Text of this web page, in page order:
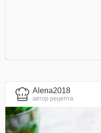
Alena2018
автор рецепта